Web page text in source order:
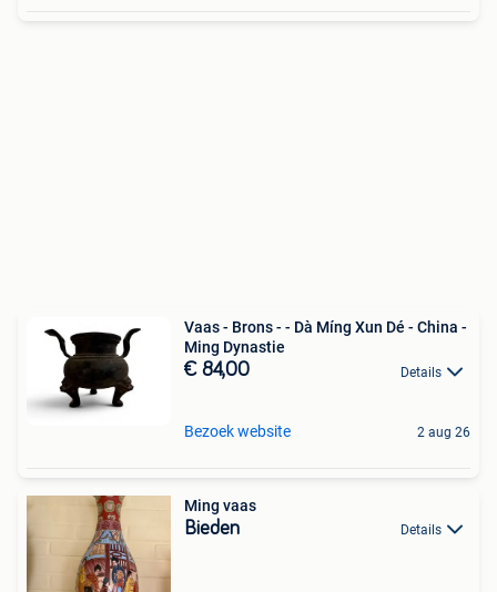
Vaas - Brons - - Dà Míng Xun Dé - China -
Ming Dynastie
€ 84,00 Details
Bezoek website 2 aug 26
Ming vaas
Bieden Details